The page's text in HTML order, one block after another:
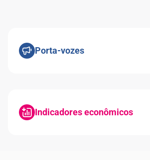
Porta-vozes
Indicadores econômicos